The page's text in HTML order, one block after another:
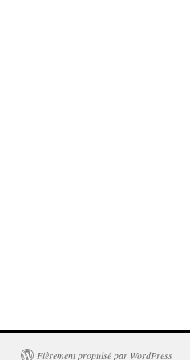
Fièrement propulsé par WordPress